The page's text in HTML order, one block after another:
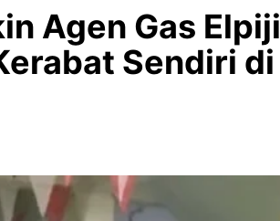
Agen Gas Elpiji
Sendiri di